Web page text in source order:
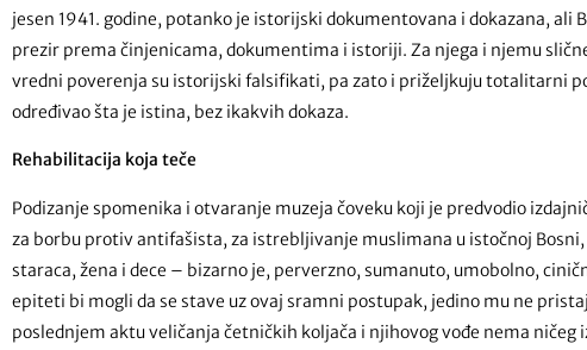
jesen 1941. godine, potanko je istorijski dokumentovana i dokazana,
prezir prema činjenicama, dokumentima i istoriji. Za njega i njemu
vredni poverenja su istorijski falsifikati, pa zato i priželjkuju totalitarni
određivao šta je istina, bez ikakvih dokaza.
Rehabilitacija koja teče
Podizanje spomenika i otvaranje muzeja čoveku koji je predvodio
za borbu protiv antifašista, za istrebljivanje muslimana u istočnoj
staraca, žena i dece – bizarno je, perverzno, sumanuto, umobolno,
epiteti bi mogli da se stave uz ovaj sramni postupak, jedino mu ne
poslednjem aktu veličanja četničkih koljača i njihovog vođe nema ničeg